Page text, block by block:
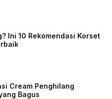
Ini 10 Rekomendasi Korset
Cream Penghilang
Bagus